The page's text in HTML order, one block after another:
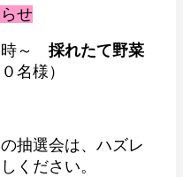
せ
時～ 採れたて野菜
名様）
抽選会は、ハズレ
ください。